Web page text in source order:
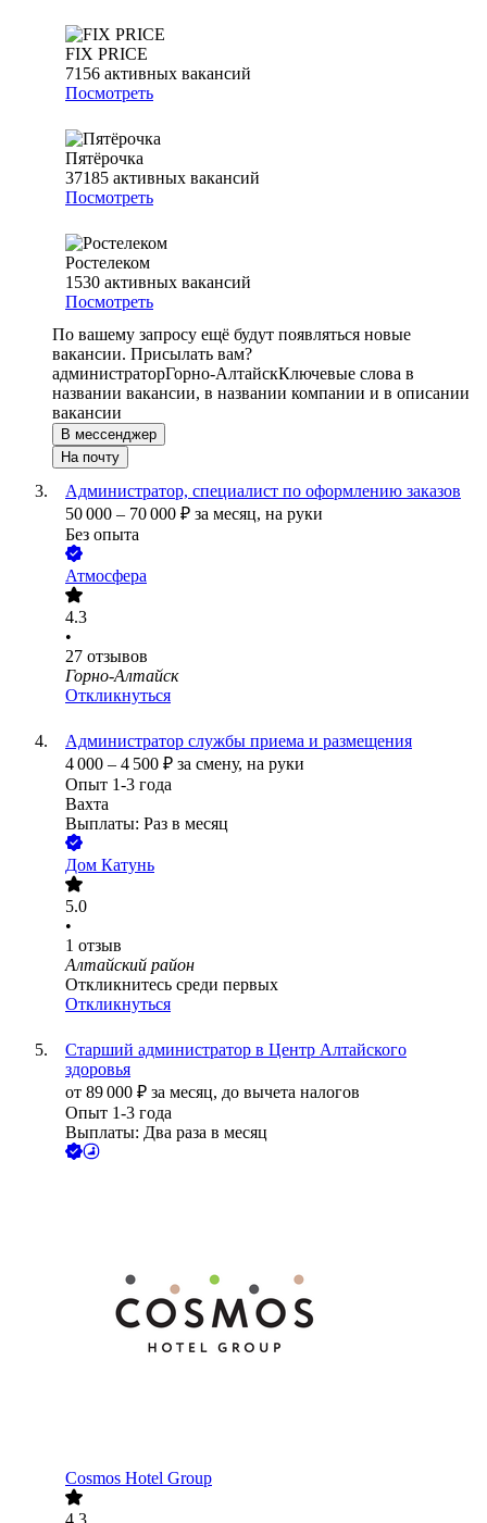
FIX PRICE
7156 активных вакансий
Посмотреть
Пятёрочка
37185 активных вакансий
Посмотреть
Ростелеком
1530 активных вакансий
Посмотреть
По вашему запросу ещё будут появляться новые
вакансии. Присылать вам?
администраторГорно-АлтайскКлючевые слова в
названии вакансии, в названии компании и в описании
вакансии
В мессенджер
На почту
Администратор, специалист по оформлению заказов
50 000 – 70 000 ₽ за месяц, на руки
Без опыта
Атмосфера
4.3
•
27 отзывов
Горно-Алтайск
Откликнуться
Администратор службы приема и размещения
4 000 – 4 500 ₽ за смену, на руки
Опыт 1-3 года
Вахта
Выплаты: Раз в месяц
Дом Катунь
5.0
•
1 отзыв
Алтайский район
Откликнитесь среди первых
Откликнуться
Старший администратор в Центр Алтайского
здоровья
от 89 000 ₽ за месяц, до вычета налогов
Опыт 1-3 года
Выплаты: Два раза в месяц
Cosmos Hotel Group